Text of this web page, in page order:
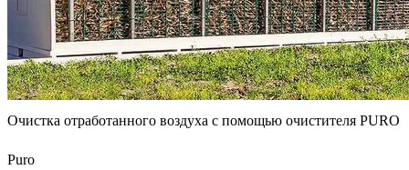
Очистка отработанного воздуха с помощью очистителя PURO
Puro